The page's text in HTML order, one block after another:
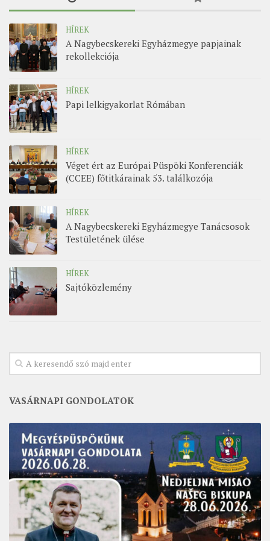
HÍREK
A Nagybecskereki Egyházmegye papjainak
rekollekciója
HÍREK
Papi lelkigyakorlat Rómában
HÍREK
Véget ért az Európai Püspöki Konferenciák
(CCEE) főtitkárainak 53. találkozója
HÍREK
A Nagybecskereki Egyházmegye Tanácsosok
Testületének ülése
HÍREK
Sajtóközlemény
VASÁRNAPI GONDOLATOK